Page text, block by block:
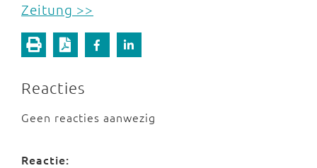
Zeitung >>
Reacties
Geen reacties aanwezig
Reactie: